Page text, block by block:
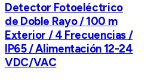
Detector Fotoeléctrico
de Doble Rayo / 100 m
Exterior / 4 Frecuencias /
IP65 / Alimentación 12-24
VDC/VAC